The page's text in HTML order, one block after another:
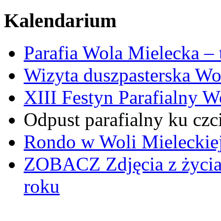
Kalendarium
Parafia Wola Mielecka
Wizyta duszpasterska
XIII Festyn Parafialny
Odpust parafialny ku
Rondo w Woli
ZOBACZ Zdjęcia z
roku